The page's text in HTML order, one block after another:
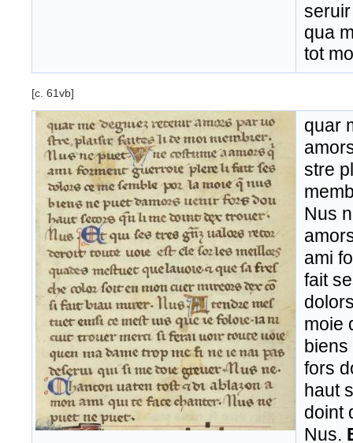
qua
tot
[c. 61vb]
quar
stre
Nus
ami
fait
moie
fors
haut
doint
Nus.